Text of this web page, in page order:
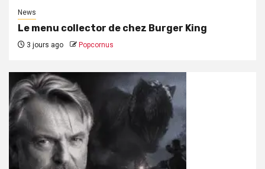
News
Le menu collector de chez Burger King
3 jours ago Popcornus